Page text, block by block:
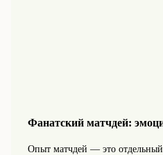
Фанатский матчдей:
Опыт матчдей — это